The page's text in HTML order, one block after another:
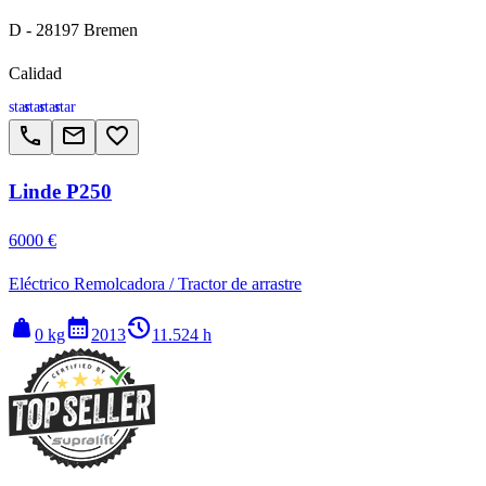
D - 28197 Bremen
Calidad
starstarstarstar
call email favorite_border
Linde P250
6000 €
Eléctrico Remolcadora / Tractor de arrastre
weight 0 kgcalendar_month2013history_211.524 h